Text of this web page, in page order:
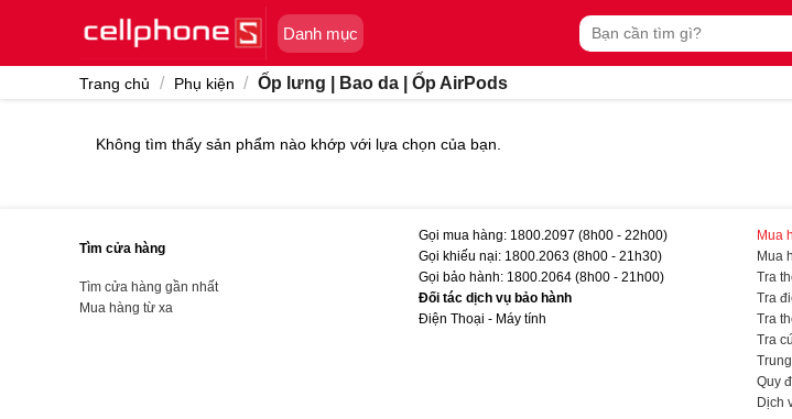
Danh mục
Tìm
kiếm:
Trang chủ / Phụ kiện / Ốp lưng | Bao da | Ốp AirPods
Không tìm thấy sản phẩm nào khớp với lựa chọn của bạn.
Tìm cửa hàng
Tìm cửa hàng gần nhất
Mua hàng từ xa
Gọi mua hàng: 1800.2097 (8h00 - 22h00)
Gọi khiếu nại: 1800.2063 (8h00 - 21h30)
Gọi bảo hành: 1800.2064 (8h00 - 21h00)
Đối tác dịch vụ bảo hành
Điện Thoại - Máy tính
Mua
Mua
Tra
Tra
Tra
Tra
Quy
Dịch